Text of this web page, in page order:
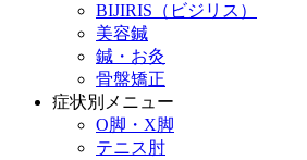
BIJIRIS（ビジリス）
美容鍼
鍼・お灸
骨盤矯正
症状別メニュー
O脚・X脚
テニス肘